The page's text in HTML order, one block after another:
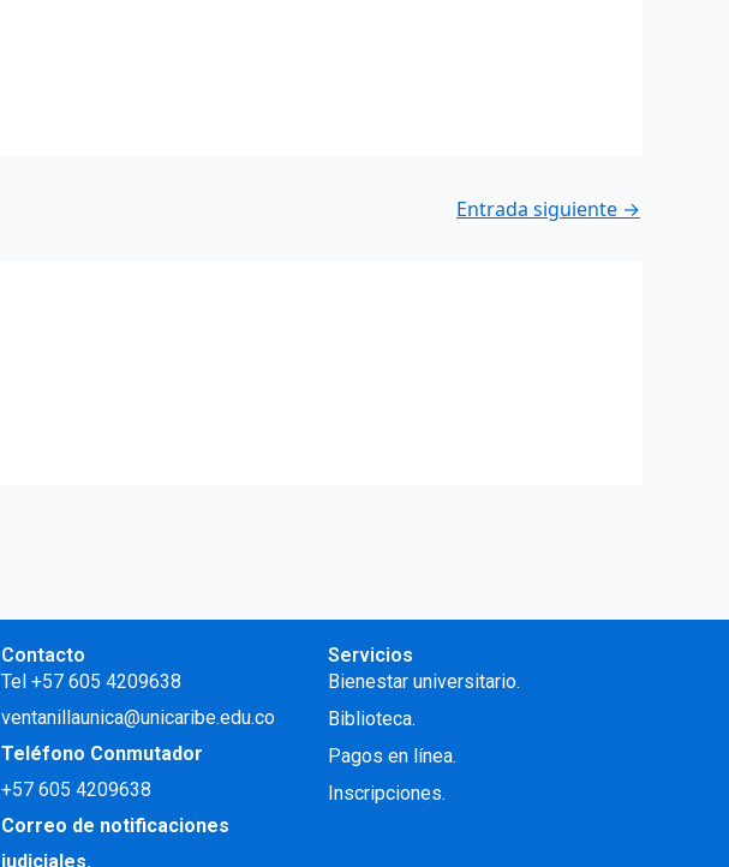
Entrada siguiente →
Contacto
Tel +57 605 4209638
ventanillaunica@unicaribe.edu.co
Teléfono Conmutador
+57605 4209638
Correo de notificaciones
judiciales.
Servicios
Bienestar universitario.
Biblioteca.
Pagos en línea.
Inscripciones.